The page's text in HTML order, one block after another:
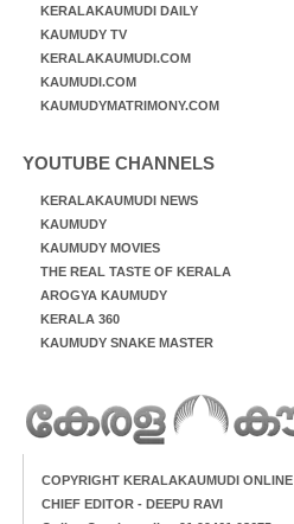
KERALAKAUMUDI DAILY
KAUMUDY TV
KERALAKAUMUDI.COM
KAUMUDI.COM
KAUMUDYMATRIMONY.COM
YOUTUBE CHANNELS
KERALAKAUMUDI NEWS
KAUMUDY
KAUMUDY MOVIES
THE REAL TASTE OF KERALA
AROGYA KAUMUDY
KERALA 360
KAUMUDY SNAKE MASTER
COPYRIGHT KERALAKAUMUDI ONLINE
CHIEF EDITOR - DEEPU RAVI